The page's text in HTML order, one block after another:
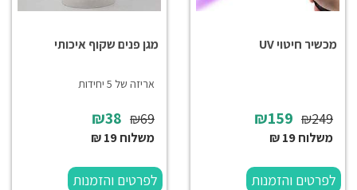
מכשיר חיטוי UV
₪159 ₪249
משלוח 19 ₪
לפרטים והזמנות
מגן פנים שקוף איכותי
אריזה של 5 יחידות
₪38 ₪69
משלוח 19 ₪
לפרטים והזמנות